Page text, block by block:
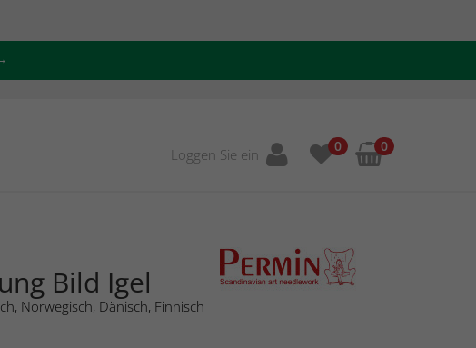
Loggen Sie ein 0 0
Bild Igel
Norwegisch, Dänisch, Finnisch